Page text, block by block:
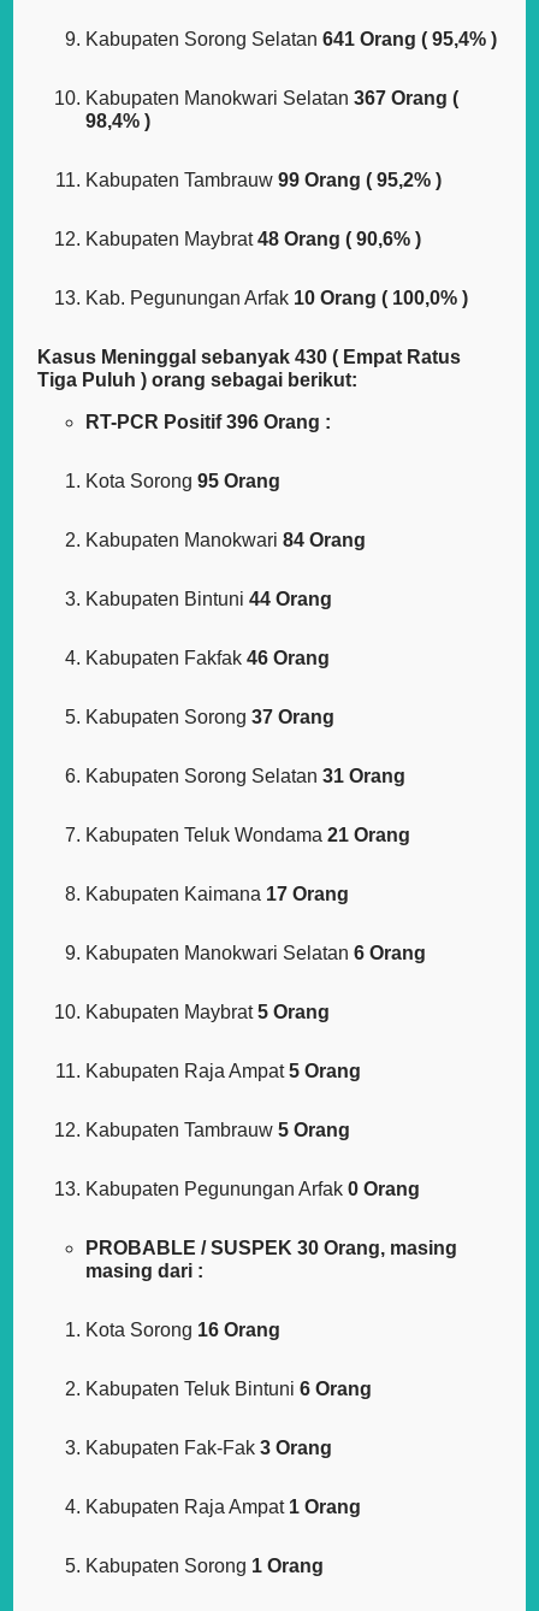
Kabupaten Sorong Selatan641 Orang ( 95,4% )
Kabupaten Manokwari Selatan367 Orang (
98,4% )
Kabupaten Tambrauw99 Orang ( 95,2% )
Kabupaten Maybrat48 Orang ( 90,6% )
Kab. Pegunungan Arfak 10 Orang ( 100,0% )
Kasus Meninggal sebanyak 430 ( Empat Ratus
Tiga Puluh ) orang sebagai berikut:
RT-PCR Positif 396 Orang :
Kota Sorong95 Orang
Kabupaten Manokwari84 Orang
Kabupaten Bintuni44 Orang
Kabupaten Fakfak46 Orang
Kabupaten Sorong37 Orang
Kabupaten Sorong Selatan31 Orang
Kabupaten Teluk Wondama21 Orang
Kabupaten Kaimana 17 Orang
Kabupaten Manokwari Selatan6 Orang
Kabupaten Maybrat5 Orang
Kabupaten Raja Ampat5 Orang
Kabupaten Tambrauw5 Orang
Kabupaten Pegunungan Arfak0 Orang
PROBABLE / SUSPEK 30 Orang, masing
masing dari :
Kota Sorong 16 Orang
Kabupaten Teluk Bintuni6 Orang
Kabupaten Fak-Fak3 Orang
Kabupaten Raja Ampat 1 Orang
Kabupaten Sorong 1 Orang